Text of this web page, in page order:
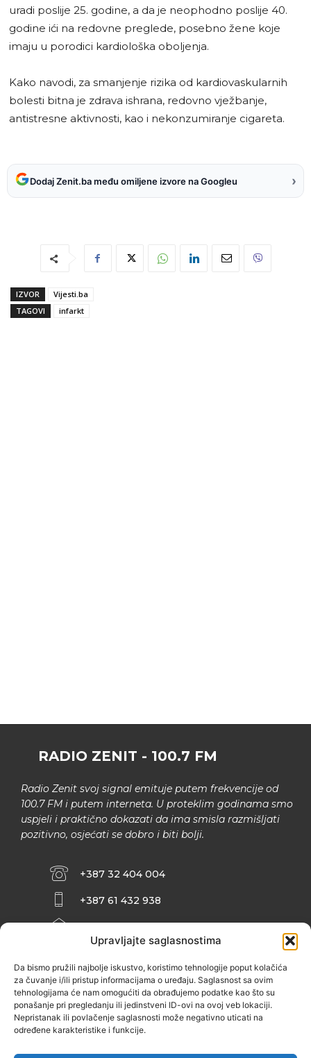
Upravljajte saglasnostima
Da bismo pružili najbolje iskustvo, koristimo tehnologije poput kolačića
za čuvanje i/ili pristup informacijama o uređaju. Saglasnost sa ovim
tehnologijama će nam omogućiti da obrađujemo podatke kao što su
ponašanje pri pregledanju ili jedinstveni ID-ovi na ovoj veb lokaciji.
Nepristanak ili povlačenje saglasnosti može negativno uticati na
određene karakteristike i funkcije.
uradi poslije 25. godine, a da je neophodno poslije 40.
godine ići na redovne preglede, posebno žene koje
imaju u porodici kardiološka oboljenja.
Kako navodi, za smanjenje rizika od kardiovaskularnih
bolesti bitna je zdrava ishrana, redovno vježbanje,
antistresne aktivnosti, kao i nekonzumiranje cigareta.
Dodaj Zenit.ba među omiljene izvore na Googleu ›
IZVOR
Vijesti.ba
TAGOVI
infarkt
RADIO ZENIT - 100.7 FM
Radio Zenit svoj signal emituje putem frekvencije od
100.7 FM i putem interneta. U proteklim godinama smo
uspjeli i praktično dokazati da ima smisla razmišljati
pozitivno, osjećati se dobro i biti bolji.
+387 32 404 004
+387 61 432 938
INFO@ZENIT.BA
ZENIČANKA, 3. SPRAT), 72000 ZENICA